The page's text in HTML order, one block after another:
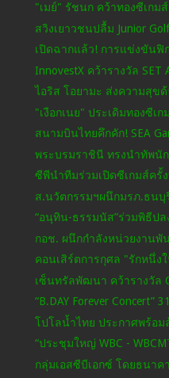
"เมย์" รัชนก คว้าทองซีเกม
สวิงเยาวชนปลื้ม Junior
เปิดฉากแล้ว! การแข่งขันฟิ
InnovestX คว้ารางวัล SET
ไอริส โอยามะ ส่งความสุข
"เงือกเนย" ประเดิมทองซีเ
สนามบินไทยคึกคัก! SEA
พระบรมราชินี ทรงนำทัพนั
ซีพีนำทีมร่วมเปิดซีเกมส์ครั้ง
ส.นวัตกรรมฯผนึกมรภ.ธน
“อนุทิน-ธรรมนัส”ร่วมพิธีปล
กอช. ผนึกกำลังหน่วยงาน
คอนเสิร์ตการกุศล "รักหนึ่ง
เซ็นทรัลพัฒนา คว้ารางวัล
“B.DAY Forever Concert”
โปโลน้ำไทย ประกาศพร้อ
“ประชุมใหญ่ WBC -
กลุ่มเอสซีบีเอกซ์ โดยธนา